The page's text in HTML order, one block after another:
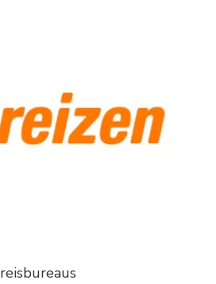
reisbureaus